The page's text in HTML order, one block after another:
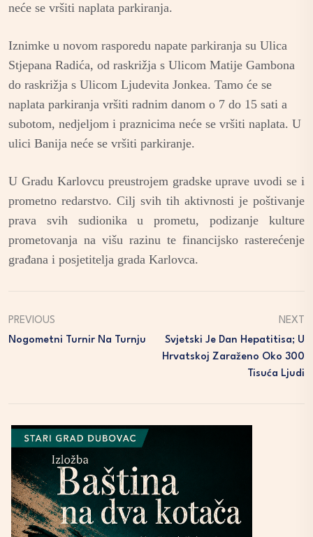
neće se vršiti naplata parkiranja.
Iznimke u novom rasporedu napate parkiranja su Ulica
Stjepana Radića, od raskrižja s Ulicom Matije Gambona
do raskrižja s Ulicom Ljudevita Jonkea. Tamo će se
naplata parkiranja vršiti radnim danom o 7 do 15 sati a
subotom, nedjeljom i praznicima neće se vršiti naplata. U
ulici Banija neće se vršiti parkiranje.
U Gradu Karlovcu preustrojem gradske uprave uvodi se i
prometno redarstvo. Cilj svih tih aktivnosti je poštivanje
prava svih sudionika u prometu, podizanje kulture
prometovanja na višu razinu te financijsko rasterećenje
građana i posjetitelja grada Karlovca.
PREVIOUS
Nogometni Turnir Na Turnju
NEXT
Svjetski Je Dan Hepatitisa; U
Hrvatskoj Zaraženo Oko 300
Tisuća Ljudi